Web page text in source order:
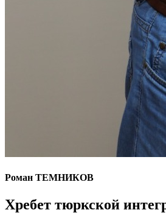
Роман ТЕМНИКОВ
Хребет тюркской